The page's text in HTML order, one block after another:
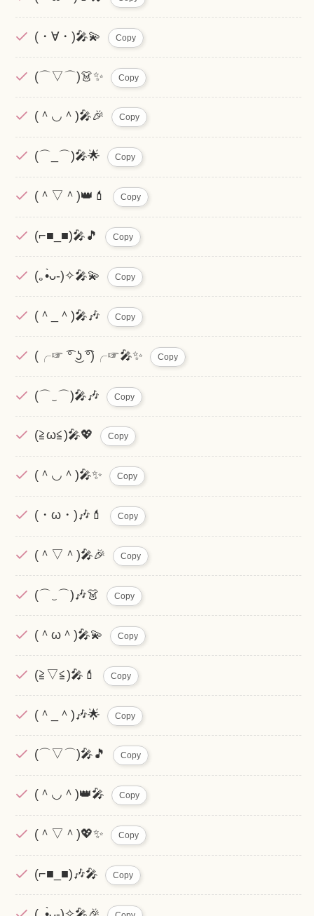
(・∀・)🎤💫 Copy
(⌒▽⌒)👗✨ Copy
(＾◡＾)🎤🎉 Copy
(⌒_⌒)🎤🌟 Copy
(＾▽＾)👑💄 Copy
(⌐■_■)🎤🎵 Copy
(｡•̀ᴗ-)✧🎤💫 Copy
(＾_＾)🎤🎶 Copy
(╭☞ ͡° ͜ʖ ͡°)╭☞🎤✨ Copy
(⌒‿⌒)🎤🎶 Copy
(≧ω≦)🎤💖 Copy
(＾◡＾)🎤✨ Copy
(・ω・)🎶💄 Copy
(＾▽＾)🎤🎉 Copy
(⌒‿⌒)🎶👗 Copy
(＾ω＾)🎤💫 Copy
(≧▽≦)🎤💄 Copy
(＾_＾)🎶🌟 Copy
(⌒▽⌒)🎤🎵 Copy
(＾◡＾)👑🎤 Copy
(＾▽＾)💖✨ Copy
(⌐■_■)🎶🎤 Copy